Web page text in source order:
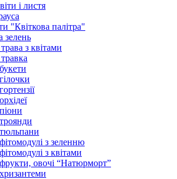
і листя
"Квіткова палітра"
зелень
з квітами
з зеленню
з квітами
овочі “Натюрморт”